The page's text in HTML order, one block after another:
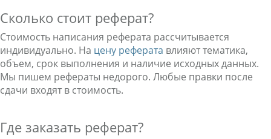
Сколько стоит реферат?
Стоимость написания реферата рассчитывается
индивидуально. На цену реферата влияют тематика,
объем, срок выполнения и наличие исходных данных.
Мы пишем рефераты недорого. Любые правки после
сдачи входят в стоимость.
Где заказать реферат?